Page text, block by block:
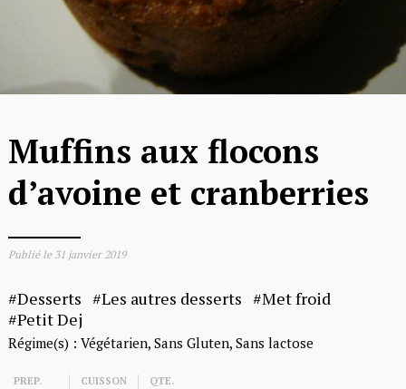
Muffins aux flocons
d’avoine et cranberries
Publié le 31 janvier 2019
Desserts Les autres desserts
Met froid
Petit Dej
Régime(s) : Végétarien Sans Gluten Sans lactose
PREP. CUISSON QTE.